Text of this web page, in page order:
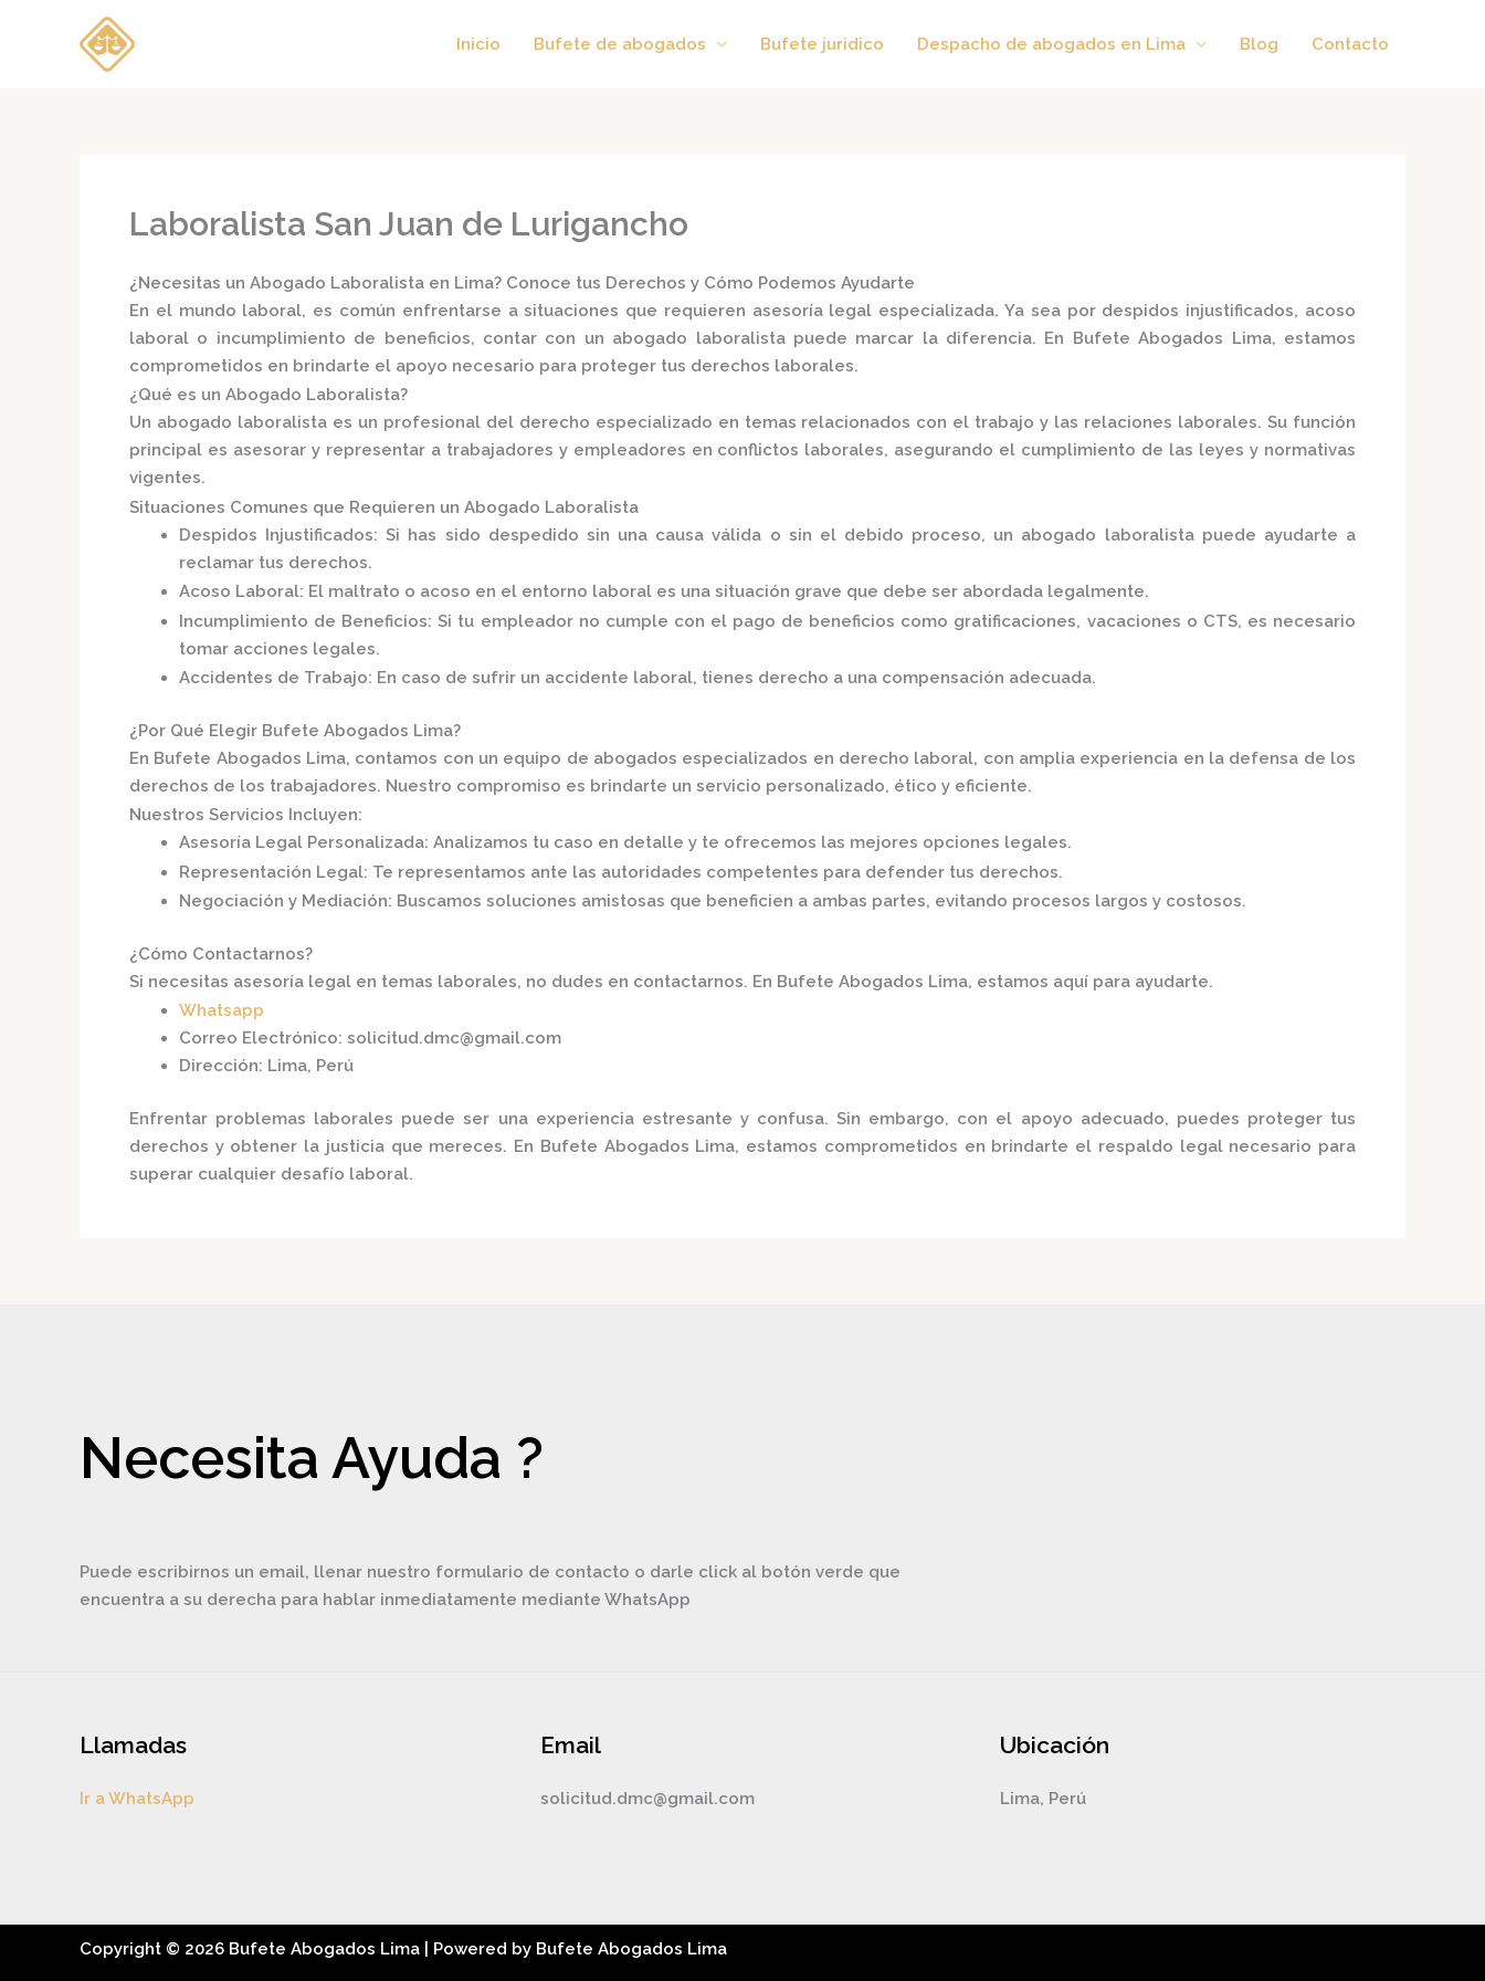
Inicio Bufete de abogados Bufete juridico Despacho de abogados en Lima Blog Contacto
Laboralista San Juan de Lurigancho
¿Necesitas un Abogado Laboralista en Lima? Conoce tus Derechos y Cómo Podemos Ayudarte
En el mundo laboral, es común enfrentarse a situaciones que requieren asesoría legal especializada. Ya sea por despidos injustificados, acoso
laboral o incumplimiento de beneficios, contar con un abogado laboralistapuede marcar la diferencia. En Bufete Abogados Lima, estamos
comprometidos en brindarte el apoyo necesario para proteger tus derechos laborales.
¿Qué es un Abogado Laboralista?
Un abogado laboralistaes un profesional del derecho especializado en temas relacionados con el trabajo y las relaciones laborales. Su función
principal es asesorar y representar a trabajadores y empleadores en conflictos laborales, asegurando el cumplimiento de las leyes y normativas
vigentes.
Situaciones Comunes que Requieren un Abogado Laboralista
Despidos Injustificados:Si has sido despedido sin una causa válida o sin el debido proceso, un abogado laboralista puede ayudarte a
reclamar tus derechos.
Acoso Laboral: El maltrato o acoso en el entorno laboral es una situación grave que debe ser abordada legalmente.
Incumplimiento de Beneficios:Si tu empleador no cumple con el pago de beneficios como gratificaciones, vacaciones o CTS, es necesario
tomar acciones legales.
Accidentes de Trabajo: En caso de sufrir un accidente laboral, tienes derecho a una compensación adecuada.
¿Por Qué Elegir Bufete Abogados Lima?
En Bufete Abogados Lima, contamos con un equipo de abogados especializados en derecho laboral, con amplia experiencia en la defensa de los
derechos de los trabajadores. Nuestro compromiso es brindarte un servicio personalizado, ético y eficiente.
Nuestros Servicios Incluyen:
Asesoría Legal Personalizada: Analizamos tu caso en detalle y te ofrecemos las mejores opciones legales.
Representación Legal: Te representamos ante las autoridades competentes para defender tus derechos.
Negociación y Mediación: Buscamos soluciones amistosas que beneficien a ambas partes, evitando procesos largos y costosos.
¿Cómo Contactarnos?
Si necesitas asesoría legal en temas laborales, no dudes en contactarnos. En Bufete Abogados Lima, estamos aquí para ayudarte.
Whatsapp
Correo Electrónico: solicitud.dmc@gmail.com
Dirección: Lima, Perú
Enfrentar problemas laborales puede ser una experiencia estresante y confusa. Sin embargo, con el apoyo adecuado, puedes proteger tus
derechos y obtener la justicia que mereces. En Bufete Abogados Lima, estamos comprometidos en brindarte el respaldo legal necesario para
superar cualquier desafío laboral.
Necesita Ayuda ?
Puede escribirnos un email, llenar nuestro formulario de contacto o darle click al botón verde que
encuentra a su derecha para hablar inmediatamente mediante WhatsApp
Llamadas
Ir a WhatsApp
Email
solicitud.dmc@gmail.com
Ubicación
Lima, Perú
Copyright © 2026 Bufete Abogados Lima | Powered by Bufete Abogados Lima